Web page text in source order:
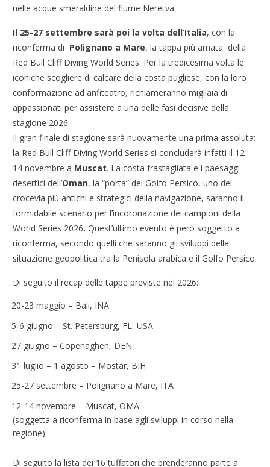
nelle acque smeraldine del fiume Neretva.
Il 25-27 settembre sarà poi la volta dell’Italia, con la
riconferma di Polignano a Mare, la tappa più amata della
Red Bull Cliff Diving World Series. Per la tredicesima volta le
iconiche scogliere di calcare della costa pugliese, con la loro
conformazione ad anfiteatro, richiameranno migliaia di
appassionati per assistere a una delle fasi decisive della
stagione 2026.
Il gran finale di stagione sarà nuovamente una prima assoluta:
la Red Bull Cliff Diving World Series si concluderà infatti il 12-
14 novembre a Muscat. La costa frastagliata e i paesaggi
desertici dell’Oman, la “porta” del Golfo Persico, uno dei
crocevia più antichi e strategici della navigazione, saranno il
formidabile scenario per l’incoronazione dei campioni della
World Series 2026.Quest’ultimo evento è però soggetto a
riconferma, secondo quelli che saranno gli sviluppi della
situazione geopolitica tra la Penisola arabica e il Golfo Persico.
Di seguito il recap delle tappe previste nel 2026:
20-23 maggio – Bali, INA
5-6 giugno – St. Petersburg, FL, USA
27 giugno – Copenaghen, DEN
31 luglio – 1 agosto – Mostar, BIH
25-27 settembre – Polignano a Mare, ITA
12-14 novembre – Muscat, OMA
(soggetta a riconferma in base agli sviluppi in corso nella
regione)
Di seguito la lista dei 16 tuffatori che prenderanno parte a